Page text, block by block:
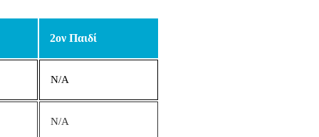
2ον Παιδί
N/A
N/A